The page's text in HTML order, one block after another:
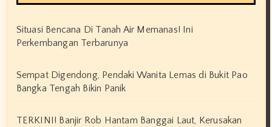
Situasi Bencana Di Tanah Air Memanas! Ini
Perkembangan Terbarunya
Sempat Digendong, Pendaki Wanita Lemas di Bukit Pao
Bangka Tengah Bikin Panik
TERKINI! Banjir Rob Hantam Banggai Laut, Kerusakan